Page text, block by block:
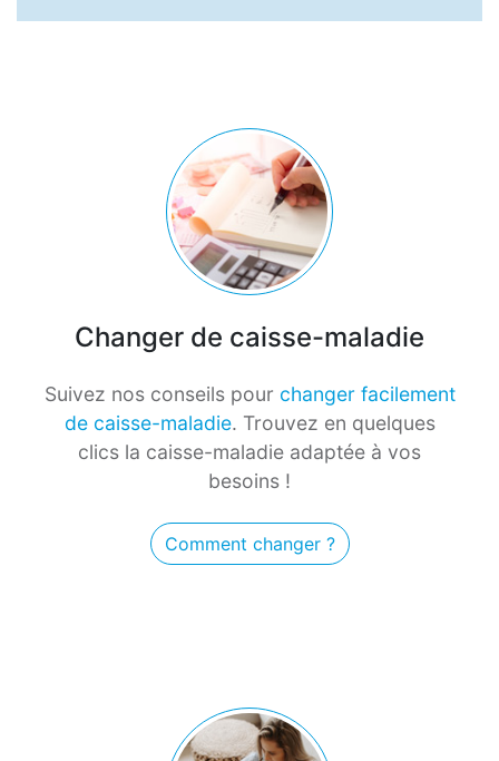
Changer de caisse-maladie
Suivez nos conseils pour changer facilement
de caisse-maladie. Trouvez en quelques
clics la caisse-maladie adaptée à vos
besoins !
Comment changer ?